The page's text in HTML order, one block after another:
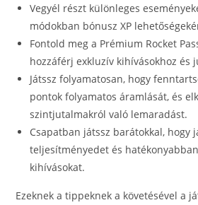
Vegyél részt különleges
módokban bónusz XP
Fontold meg a Prémium Rocket
hozzáférj exkluzív kihívásokhoz és
Játssz folyamatosan, hogy
pontok folyamatos áramlását, és
szintjutalmakról való lemaradást.
Csapatban játssz barátokkal, hogy
teljesítményedet és
kihívásokat.
Ezeknek a tippeknek a követésével a